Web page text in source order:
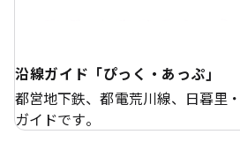
沿線ガイド「ぴっく・あっぷ」
都営地下鉄、都電荒川線、日暮里
ガイドです。